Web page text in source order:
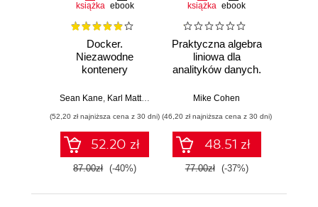
książka ebook
Docker.
Niezawodne
kontenery
Praktyczne
Wydanie III
Sean Kane Karl Matthias
(52,20 zł najniższa cena z 30 dni)
52.20 zł
87.00zł (-40%)
książka ebook
Praktyczna algebra
liniowa dla
analityków danych.
koncepcji do
aplikacji w
Pythonie
Mike Cohen
(46,20 zł najniższa cena z 30 dni)
48.51 zł
77.00zł (-37%)